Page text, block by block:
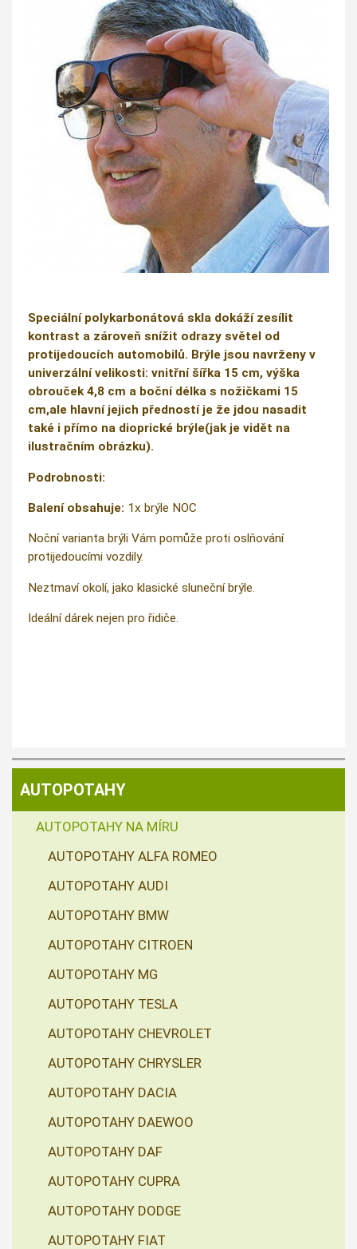
Speciální polykarbonátová skla dokáží zesílit
kontrast a zároveň snížit odrazy světel od
protijedoucích automobilů. Brýle jsou navrženy v
univerzální velikosti: vnitřní šířka 15 cm, výška
obrouček 4,8 cm a boční délka s nožičkami 15
cm,ale hlavní jejich předností je že jdou nasadit
také i přímo na dioprické brýle(jak je vidět na
ilustračním obrázku).
Podrobnosti:
Balení obsahuje: 1x brýle NOC
Noční varianta brýli Vám pomůže proti oslňování
protijedoucími vozdily.
Neztmaví okolí, jako klasické sluneční brýle.
Ideální dárek nejen pro řidiče.
AUTOPOTAHY
AUTOPOTAHY NA MÍRU
AUTOPOTAHY ALFA ROMEO
AUTOPOTAHY AUDI
AUTOPOTAHY BMW
AUTOPOTAHY CITROEN
AUTOPOTAHY MG
AUTOPOTAHY TESLA
AUTOPOTAHY CHEVROLET
AUTOPOTAHY CHRYSLER
AUTOPOTAHY DACIA
AUTOPOTAHY DAEWOO
AUTOPOTAHY DAF
AUTOPOTAHY CUPRA
AUTOPOTAHY DODGE
AUTOPOTAHY FIAT